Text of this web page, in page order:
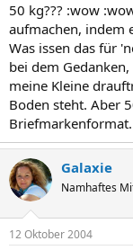
LG Yvonne
50 kg??? :wow
aufmachen, indem
Was issen das für
bei dem
meine Kleine
Boden steht. Aber
Galaxie
Namhaftes
12 Oktober 2004